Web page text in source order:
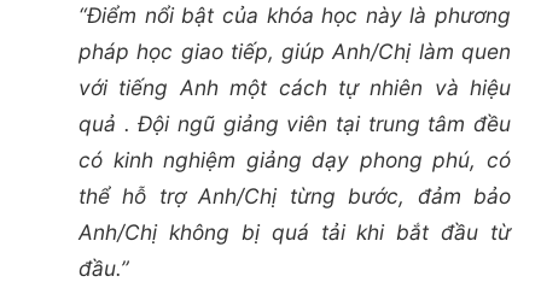
“Điểm nổi bật của khóa học này là phương
pháp học giao tiếp, giúp Anh/Chị làm quen
với tiếng Anh một cách tự nhiên và hiệu
quả . Đội ngũ giảng viên tại trung tâm đều
có kinh nghiệm giảng dạy phong phú, có
thể hỗ trợ Anh/Chị từng bước, đảm bảo
Anh/Chị không bị quá tải khi bắt đầu từ
đầu.”